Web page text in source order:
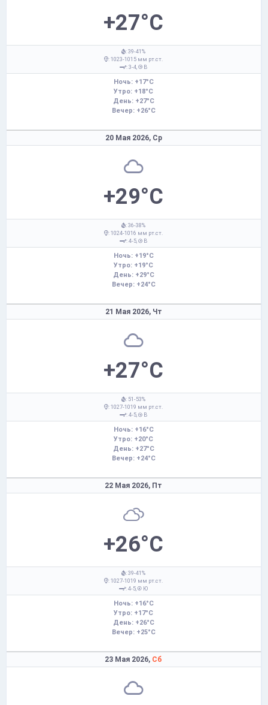
+27°C
: 39-41%
: 1023-1015 мм рт.ст.
: 3-4,
В
Ночь: +17°C
Утро: +18°C
День: +27°C
Вечер: +26°C
20 Мая 2026, Ср
+29°C
: 36-38%
: 1024-1016 мм рт.ст.
: 4-5,
В
Ночь: +19°C
Утро: +19°C
День: +29°C
Вечер: +24°C
21 Мая 2026, Чт
+27°C
: 51-53%
: 1027-1019 мм рт.ст.
: 4-5,
В
Ночь: +16°C
Утро: +20°C
День: +27°C
Вечер: +24°C
22 Мая 2026, Пт
+26°C
: 39-41%
: 1027-1019 мм рт.ст.
: 4-5,
Ю
Ночь: +16°C
Утро: +17°C
День: +26°C
Вечер: +25°C
23 Мая 2026, Сб